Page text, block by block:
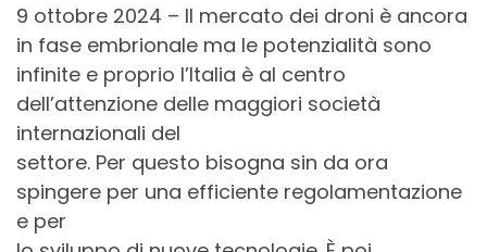
9 ottobre 2024 – Il mercato dei droni è ancora
in fase embrionale ma le potenzialità sono
infinite e proprio l’Italia è al centro
dell’attenzione delle maggiori società
internazionali del
settore. Per questo bisogna sin da ora
spingere per una efficiente regolamentazione
e per